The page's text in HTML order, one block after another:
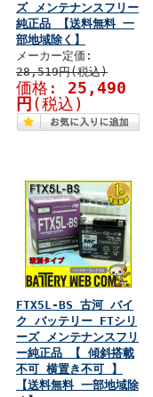
ズ メンテナンスフリー
純正品 【送料無料 一
部地域除く】
メーカー定価:
28,519円(税込)
価格: 25,490
円 (税込)
FTX5L-BS 古河 バイ
ク バッテリー FTシリ
ーズ メンテナンスフリ
ー純正品 【 傾斜搭載
不可 横置き不可 】
【送料無料 一部地域除